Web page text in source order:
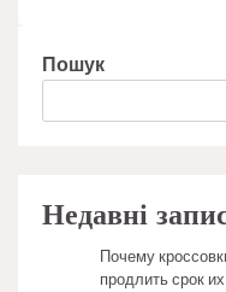
Пошук
Недавні
Почему
продлить срок